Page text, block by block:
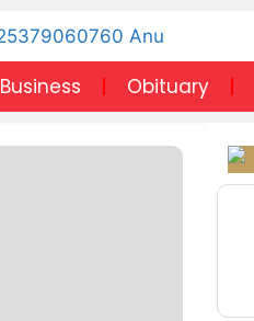
Business Obituary